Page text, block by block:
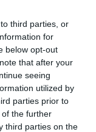
third parties, or
for
below opt-out
that after your
seeing
utilized by
parties prior to
the further
third parties on the